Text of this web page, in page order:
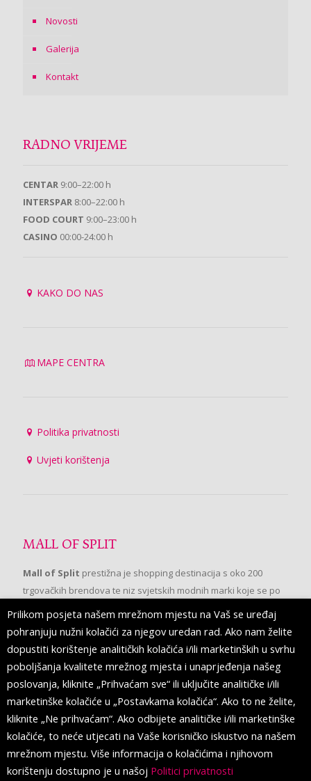
Novosti
Galerija
Kontakt
RADNO VRIJEME
CENTAR 9:00–22:00 h
INTERSPAR 8:00–22:00 h
FOOD COURT 9:00–23:00 h
CASINO 00:00-24:00 h
KAKO DO NAS
MAPE CENTRA
Politika privatnosti
Uvjeti korištenja
MALL OF SPLIT
Mall of Split prestižna je shopping destinacija s oko 200
trgovačkih brendova te niz svjetskih modnih marki koje se po
prvi put pojavljuju u Splitu.
PRATITE NAS
Prilikom posjeta našem mrežnom mjestu na Vaš se uređaj
pohranjuju nužni kolačići za njegov uredan rad. Ako nam želite
dopustiti korištenje analitičkih kolačića i/ili marketinških u svrhu
poboljšanja kvalitete mrežnog mjesta i unaprjeđenja našeg
poslovanja, kliknite „Prihvaćam sve“ ili uključite analitičke i/ili
marketinške kolačiće u „Postavkama kolačića“. Ako to ne želite,
kliknite „Ne prihvaćam“. Ako odbijete analitičke i/ili marketinške
kolačiće, to neće utjecati na Vaše korisničko iskustvo na našem
mrežnom mjestu. Više informacija o kolačićima i njihovom
korištenju dostupno je u našoj Politici privatnosti